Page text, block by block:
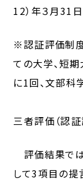
12）年３月31日
※認証評価制度
ての大学、短
に1回、文部
機関（
三者評価（認
評価結果では
して3項目の提